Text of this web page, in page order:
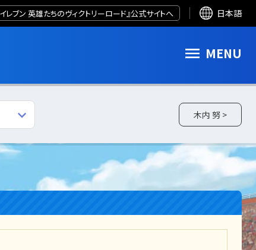
レブン 英雄たちのヴィクトリーロード』公式サイトへ 日本語
MENU
木内 努 >